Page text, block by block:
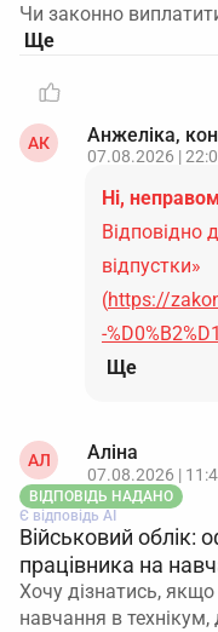
Чи законно
АК Анжеліка,
07.08.2026 |
Ні,
Відповідно
відпустки»
(https://
-
Ще
АЛ Аліна
07.08.2026 |
ВІДПОВІДЬ НАДАНО
Є відповідь АІ
Військовий облік:
працівника на
Хочу дізнатись,
навчання в технікум,